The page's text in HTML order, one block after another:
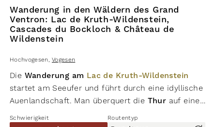
an der imposanten Staumauer. Zum Abschluss lädt
dieAuberge du Laczur Einkehr ein.
Wanderung in den Wäldern des Grand
Ventron: Lac de Kruth-Wildenstein,
Cascades du Bockloch & Château de
Wildenstein
Hochvogesen Vogesen
Die Wanderung am Lac de Kruth-Wildenstein
startet am Seeufer und führt durch eine idyllische
Auenlandschaft. Man überquert die Thur auf einer
Schwierigkeit Routentyp